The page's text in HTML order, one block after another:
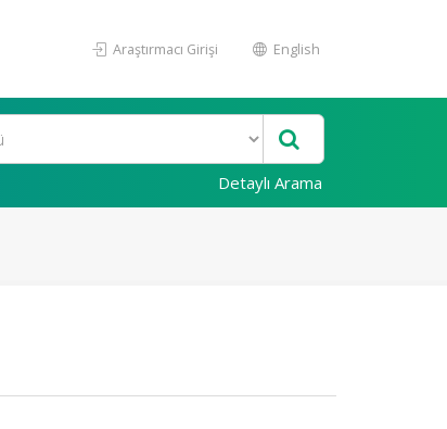
Araştırmacı Girişi English
Detaylı Arama